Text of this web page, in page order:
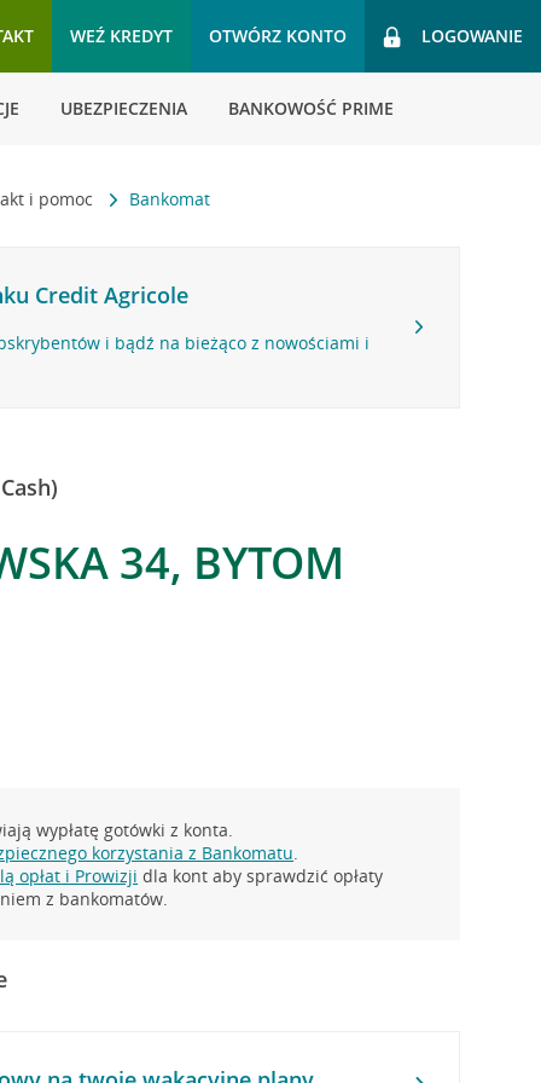
WEŹ KREDYT OTWÓRZ KONTO LOGOWANIE
UBEZPIECZENIA BANKOWOŚĆ PRIME
i pomoc Bankomat
Credit Agricole
i bądź na bieżąco z nowościami i
34, BYTOM
wypłatę gotówki z konta.
korzystania z Bankomatu.
opłat i Prowizji dla kont aby sprawdzić opłaty
z bankomatów.